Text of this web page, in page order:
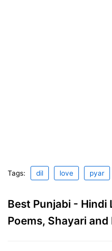
Tags: dil love pyar
Best Punjabi - Hindi
Poems, Shayari